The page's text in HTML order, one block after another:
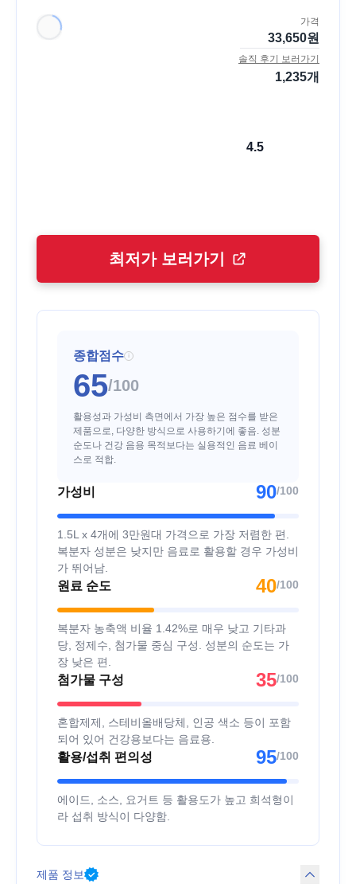
가격
33,650원
솔직 후기 보러가기
1,235개
4.5
최저가 보러가기
종합점수 i
65/100
활용성과 가성비 측면에서 가장 높은 점수를 받은
제품으로, 다양한 방식으로 사용하기에 좋음. 성분
순도나 건강 음용 목적보다는 실용적인 음료 베이
스로 적합.
가성비 90/100
1.5L x 4개에 3만원대 가격으로 가장 저렴한 편.
복분자 성분은 낮지만 음료로 활용할 경우 가성비
가 뛰어남.
원료 순도 40/100
복분자 농축액 비율 1.42%로 매우 낮고 기타과
당, 정제수, 첨가물 중심 구성. 성분의 순도는 가
장 낮은 편.
첨가물 구성 35/100
혼합제제, 스테비올배당체, 인공 색소 등이 포함
되어 있어 건강용보다는 음료용.
활용/섭취 편의성 95/100
에이드, 소스, 요거트 등 활용도가 높고 희석형이
라 섭취 방식이 다양함.
제품 정보